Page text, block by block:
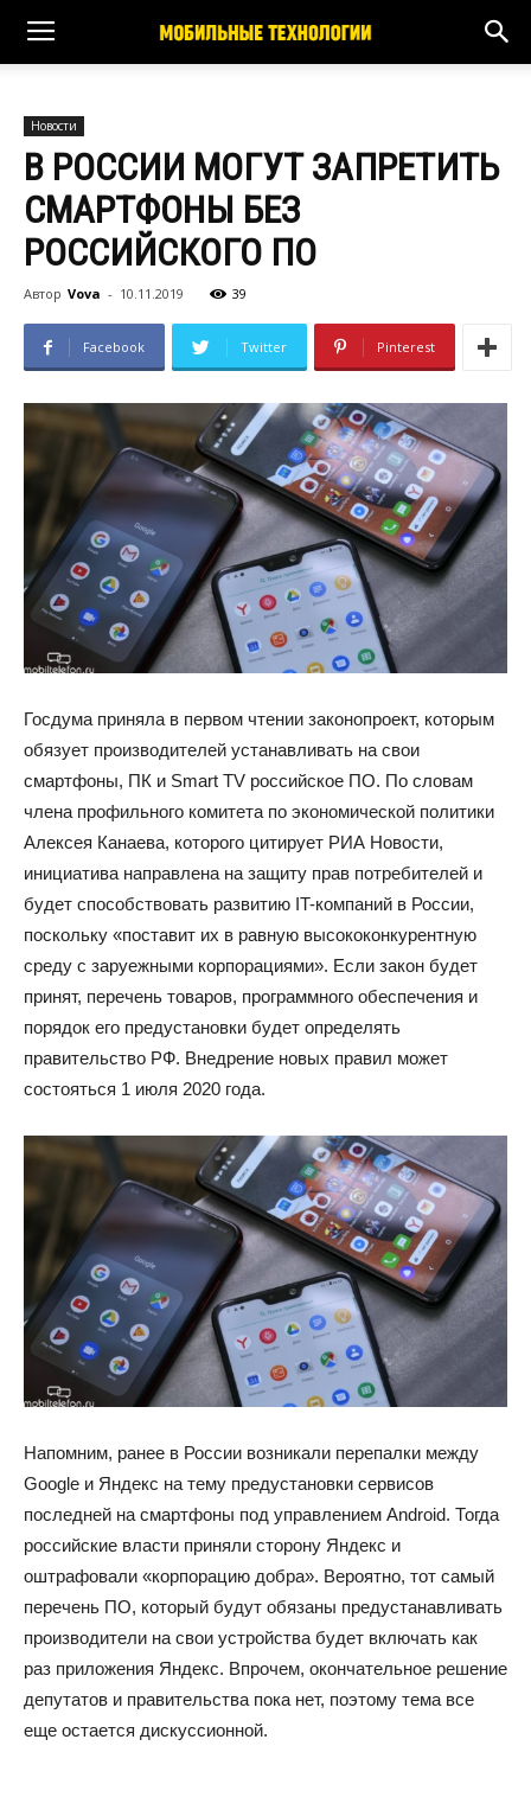
Новости
В РОССИИ МОГУТ ЗАПРЕТИТЬ
СМАРТФОНЫ БЕЗ
РОССИЙСКОГО ПО
Автор Vova - 10.11.2019 39
Facebook Twitter Pinterest
Госдума приняла в первом чтении законопроект, которым
обязует производителей устанавливать на свои
смартфоны, ПК и Smart TV российское ПО. По словам
члена профильного комитета по экономической политики
Алексея Канаева, которого цитирует РИА Новости,
инициатива направлена на защиту прав потребителей и
будет способствовать развитию IT-компаний в России,
поскольку «поставит их в равную высококонкурентную
среду с заруежными корпорациями». Если закон будет
принят, перечень товаров, программного обеспечения и
порядок его предустановки будет определять
правительство РФ. Внедрение новых правил может
состояться 1 июля 2020 года.
Напомним, ранее в России возникали перепалки между
Google и Яндекс на тему предустановки сервисов
последней на смартфоны под управлением Android. Тогда
российские власти приняли сторону Яндекс и
оштрафовали «корпорацию добра». Вероятно, тот самый
перечень ПО, который будут обязаны предустанавливать
производители на свои устройства будет включать как
раз приложения Яндекс. Впрочем, окончательное решение
депутатов и правительства пока нет, поэтому тема все
еще остается дискуссионной.